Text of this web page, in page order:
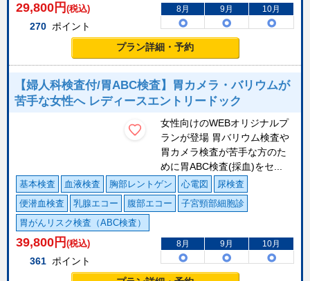
29,800 円 (税込)
270 ポイント
8月 9月 10月
プラン詳細・予約
【婦人科検査付/胃ABC検査】胃カメラ・バリウムが
苦手な女性へ レディースエントリードック
女性向けのWEBオリジナルプ
ランが登場 胃バリウム検査や
胃カメラ検査が苦手な方のた
めに胃ABC検査(採血)をセ...
基本検査 血液検査 胸部レントゲン 心電図
尿検査
便潜血検査
乳腺エコー 腹部エコー
子宮頸部細胞診
胃がんリスク検査（ABC検査）
39,800 円 (税込)
361 ポイント
8月 9月 10月